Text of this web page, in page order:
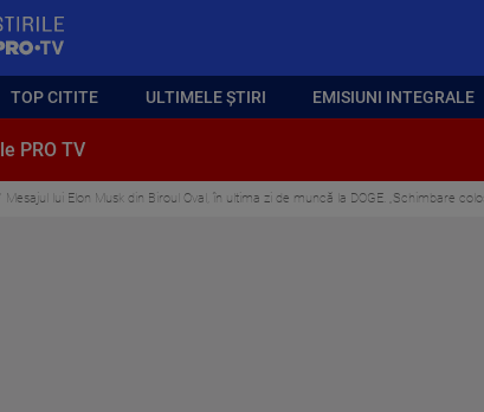
TOP CITITE ULTIMELE ȘTIRI EMISIUNI INTEGRALE
PRO TV
Mesajul lui Elon Musk din Biroul Oval, în ultima zi de muncă la DOGE. „Schimbare